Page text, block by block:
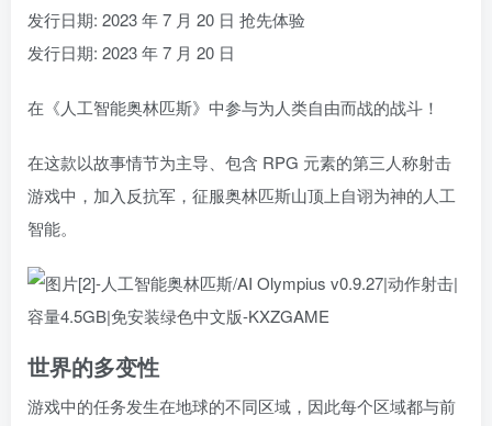
发行日期: 2023 年 7 月 20 日 抢先体验
发行日期: 2023 年 7 月 20 日
在《人工智能奥林匹斯》中参与为人类自由而战的战斗！
在这款以故事情节为主导、包含 RPG 元素的第三人称射击
游戏中，加入反抗军，征服奥林匹斯山顶上自诩为神的人工
智能。
世界的多变性
游戏中的任务发生在地球的不同区域，因此每个区域都与前